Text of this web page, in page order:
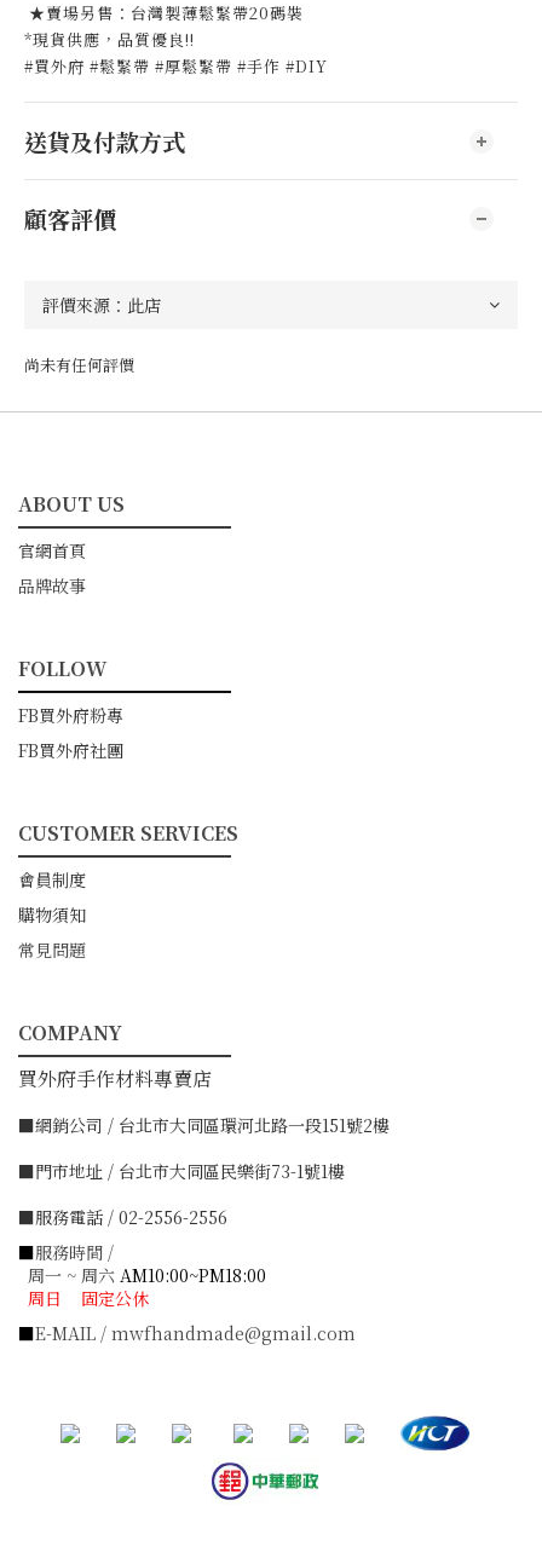
★賣場另售：台灣製薄鬆緊帶20碼裝
*現貨供應，品質優良!!
#買外府 #鬆緊帶 #厚鬆緊帶 #手作 #DIY
送貨及付款方式
顧客評價
尚未有任何評價
ABOUT US
━━━━━━━━━━━
官網首頁
品牌故事
FOLLOW
━━━━━━━━━━━
FB買外府粉專
FB買外府社團
CUSTOMER SERVICES
━━━━━━━━━━━
會員制度
購物須知
常見問題
COMPANY
━━━━━━━━━━━
買外府手作材料專賣店
■網銷公司 / 台北市大同區環河北路一段151號2樓
■門市地址 / 台北市大同區民樂街73-1號1樓
■服務電話 / 02-2556-2556
■服務時間 /
周一 ~ 周六 AM10:00~PM18:00
周日 固定公休
■E-MAIL / mwfhandmade@gmail.com